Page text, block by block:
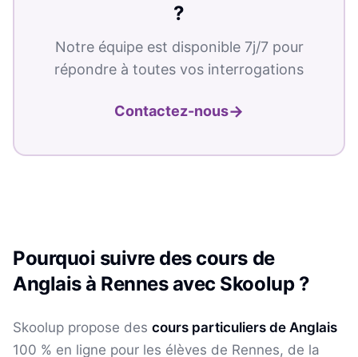
?
Notre équipe est disponible 7j/7 pour
répondre à toutes vos interrogations
Contactez-nous→
Pourquoi suivre des cours de
Anglaisà Rennesavec Skoolup ?
Skoolup propose des cours particuliers de Anglais
100 % en ligne pour les élèves de Rennes, de la